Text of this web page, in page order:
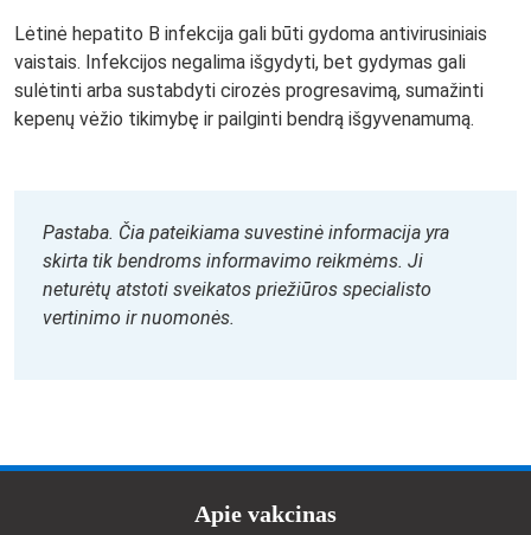
Lėtinė hepatito B infekcija gali būti gydoma antivirusiniais
vaistais. Infekcijos negalima išgydyti, bet gydymas gali
sulėtinti arba sustabdyti cirozės progresavimą, sumažinti
kepenų vėžio tikimybę ir pailginti bendrą išgyvenamumą.
Pastaba. Čia pateikiama suvestinė informacija yra
skirta tik bendroms informavimo reikmėms. Ji
neturėtų atstoti sveikatos priežiūros specialisto
vertinimo ir nuomonės.
Doormat menuApie vakcinas